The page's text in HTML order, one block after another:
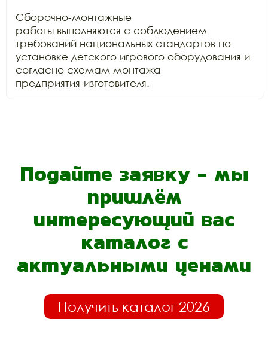
Сборочно-монтажные
работы выполняются с соблюдением
требований национальных стандартов по
установке детского игрового оборудования и
согласно схемам монтажа
предприятия-изготовителя.
Подайте заявку - мы
пришлём
интересующий вас
каталог с
актуальными ценами
Получить каталог 2026